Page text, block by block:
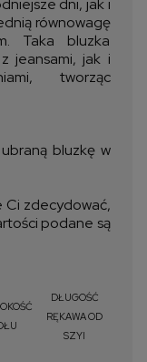
równowagę
Taka bluzka
jeansami, jak i
tworząc
bluzkę w
Ci zdecydować,
podane są
DŁUGOŚĆ
RĘKAWA OD
SZYI